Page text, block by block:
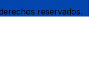
reservados.